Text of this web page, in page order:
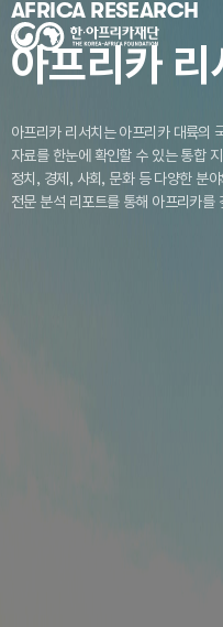
AFRICA RESEARCH
아프리카 리
아프리카 리서치는 아프리카 대륙의
자료를 한눈에 확인할 수 있는 통합
정치, 경제, 사회, 문화 등 다양한 분
전문 분석 리포트를 통해 아프리카를